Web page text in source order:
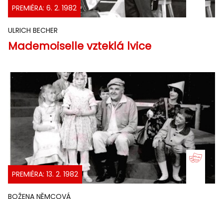
PREMIÉRA: 6. 2. 1982
ULRICH BECHER
Mademoiselle vzteklá lvice
PREMIÉRA: 13. 2. 1982
BOŽENA NĚMCOVÁ